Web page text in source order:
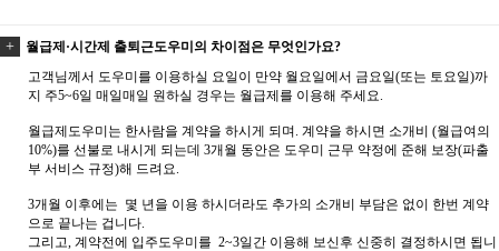
월급제·시간제 출퇴근도우미의 차이점은 무엇인가요?
고객님께서 도우미를 이용하실 요일이 만약 월요일에서 금요일(또는 토요일)까
지 주5~6일 매일매일 원하실 경우는 월급제를 이용해 주세요.
월급제도우미는 한사람을 계약을 하시게 되며. 계약을 하시면 소개비 (월급여의
10%)를 선불로 내시게 되는데 3개월 동안은 도우미 근무 약정에 준해 보장(파출
부 서비스 규정)해 드려요.
3개월 이후에는 몇 년을 이용 하시더라도 추가의 소개비 부담은 없이 한번 계약
으로 끝나는 겁니다.
그리고, 계약전에 입주도우미를 2~3일간 이용해 보신후 신중히 결정하시면 됩니